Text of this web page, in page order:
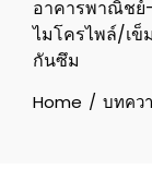
อาคารพาณิชย์
ไมโครไพล์/เข็
กันซึม
Home บทคว